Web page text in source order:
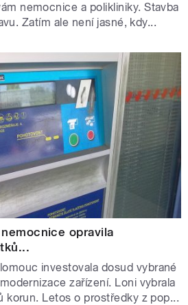
nemocnice a polikliniky. Stavba
Zatím ale není jasné, kdy...
opravila
investovala dosud vybrané
zařízení. Loni vybrala
korun. Letos o prostředky z pop...